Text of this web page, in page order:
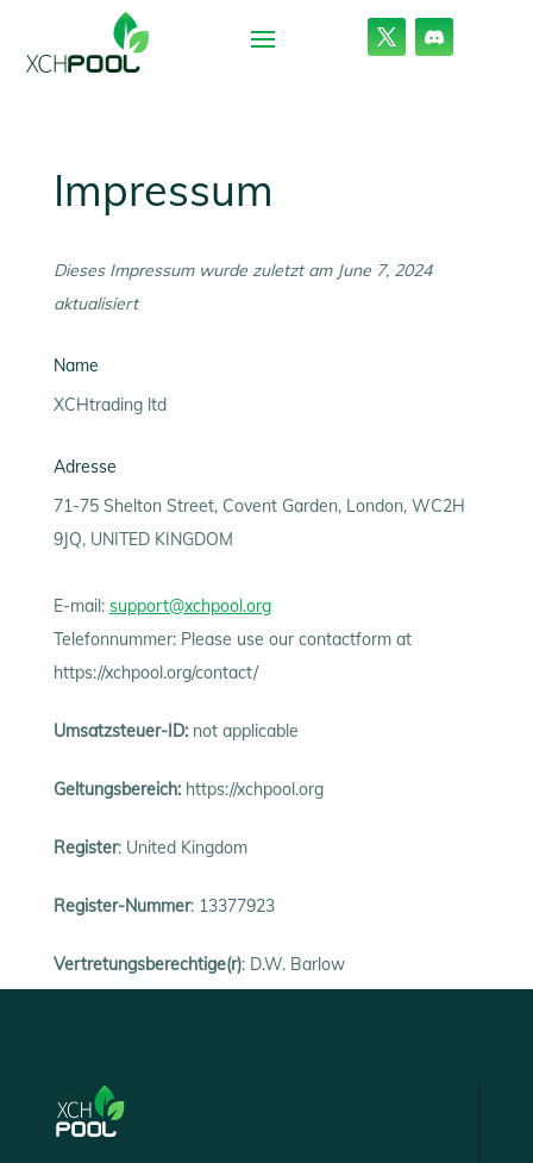
Impressum
Dieses Impressum wurde zuletzt am June 7, 2024
aktualisiert
Name
XCHtrading ltd
Adresse
71-75 Shelton Street, Covent Garden, London, WC2H
9JQ, UNITED KINGDOM
E-mail: support@xchpool.org
Telefonnummer: Please use our contactform at
https://xchpool.org/contact/
Umsatzsteuer-ID:not applicable
Geltungsbereich:https://xchpool.org
Register: United Kingdom
Register-Nummer: 13377923
Vertretungsberechtige(r): D.W. Barlow